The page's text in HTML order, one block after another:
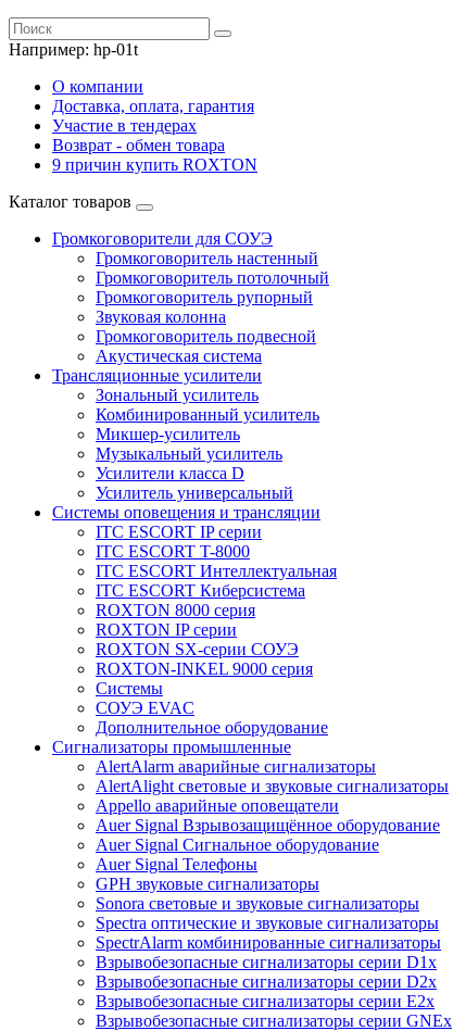
Например: hp-01t
О компании
Доставка, оплата, гарантия
Участие в тендерах
Возврат - обмен товара
9 причин купить ROXTON
Каталог товаров
Громкоговорители для СОУЭ
Громкоговоритель настенный
Громкоговоритель потолочный
Громкоговоритель рупорный
Звуковая колонна
Громкоговоритель подвесной
Акустическая система
Трансляционные усилители
Зональный усилитель
Комбинированный усилитель
Микшер-усилитель
Музыкальный усилитель
Усилители класса D
Усилитель универсальный
Системы оповещения и трансляции
ITC ESCORT IP серии
ITC ESCORT T-8000
ITC ESCORT Интеллектуальная
ITC ESCORT Киберсистема
ROXTON 8000 серия
ROXTON IP серии
ROXTON SX-серии СОУЭ
ROXTON-INKEL 9000 серия
Системы
СОУЭ EVAC
Дополнительное оборудование
Сигнализаторы промышленные
AlertAlarm аварийные сигнализаторы
AlertAlight световые и звуковые сигнализаторы
Appello аварийные оповещатели
Auer Signal Взрывозащищённое оборудование
Auer Signal Сигнальное оборудование
Auer Signal Телефоны
GPH звуковые сигнализаторы
Sonora световые и звуковые сигнализаторы
Spectra оптические и звуковые сигнализаторы
SpectrAlarm комбинированные сигнализаторы
Взрывобезопасные сигнализаторы серии D1x
Взрывобезопасные сигнализаторы серии D2x
Взрывобезопасные сигнализаторы серии E2x
Взрывобезопасные сигнализаторы серии GNEx